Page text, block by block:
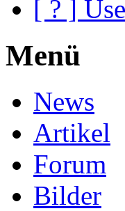
[ ? ]
Menü
News
Artikel
Forum
Bilder